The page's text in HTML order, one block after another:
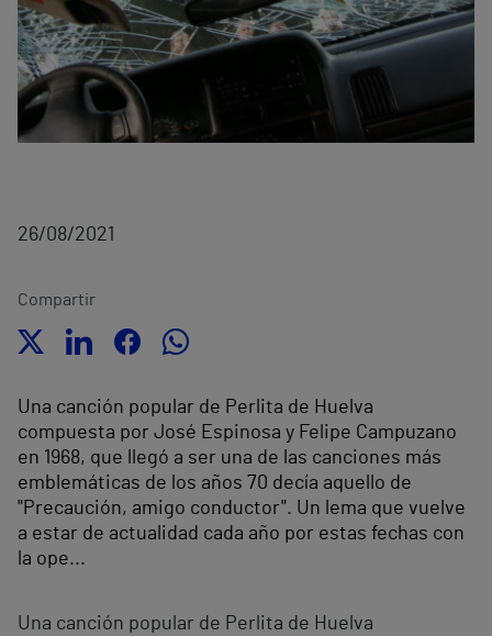
26/08/2021
Compartir
Una canción popular de Perlita de Huelva
compuesta por José Espinosa y Felipe Campuzano
en 1968, que llegó a ser una de las canciones más
emblemáticas de los años 70 decía aquello de
"Precaución, amigo conductor". Un lema que vuelve
a estar de actualidad cada año por estas fechas con
la ope...
Una canción popular de Perlita de Huelva